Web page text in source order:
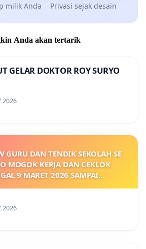
milik Anda Privasi sejak desain
Anda akan tertarik
GELAR DOKTOR ROY SURYO
2026
GURU DAN TENDIK SEKOLAH SE
MOGOK KERJA DAN CEKLOK
9 MARET 2026 SAMPAI
SUMBER GAJI POKOK
2026